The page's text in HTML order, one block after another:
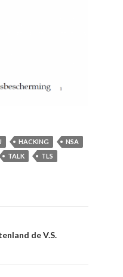
HACKING
NSA
TALK
TLS
de V.S.